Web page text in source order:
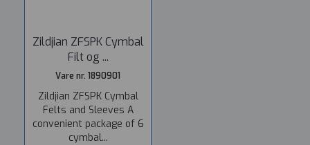
Zildjian ZFSPK Cymbal
Filt og ...
Vare nr. 1890901
Zildjian ZFSPK Cymbal
Felts and Sleeves A
convenient package of 6
cymbal...